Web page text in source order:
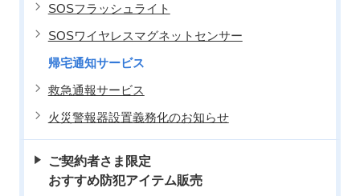
SOSフラッシュライト
SOSワイヤレスマグネットセンサー
帰宅通知サービス
救急通報サービス
火災警報器設置義務化のお知らせ
ご契約者さま限定
おすすめ防犯アイテム販売